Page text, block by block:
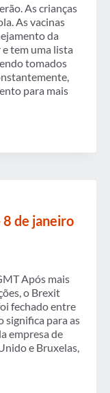
As crianças
As vacinas
da
tem uma lista
tomados
para mais
8 de janeiro
Após mais
o Brexit
fechado entre
significa para as
empresa de
e Bruxelas,